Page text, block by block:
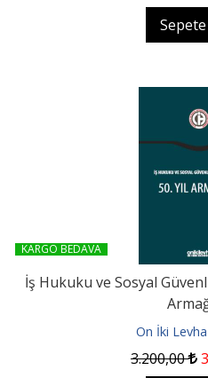
KARGO BEDAVA
İş Hukuku ve Sosyal
On İki Levha
3.200,00